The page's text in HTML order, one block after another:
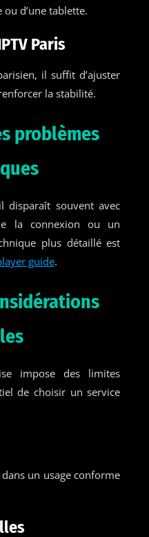
d’une tablette.
Paris
il suffit d’ajuster
la stabilité.
problèmes
disparaît souvent avec
la connexion ou un
plus détaillé est
guide.
impose des limites
de choisir un service
dans un usage conforme